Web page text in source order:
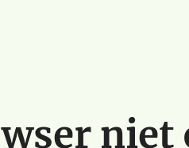
niet